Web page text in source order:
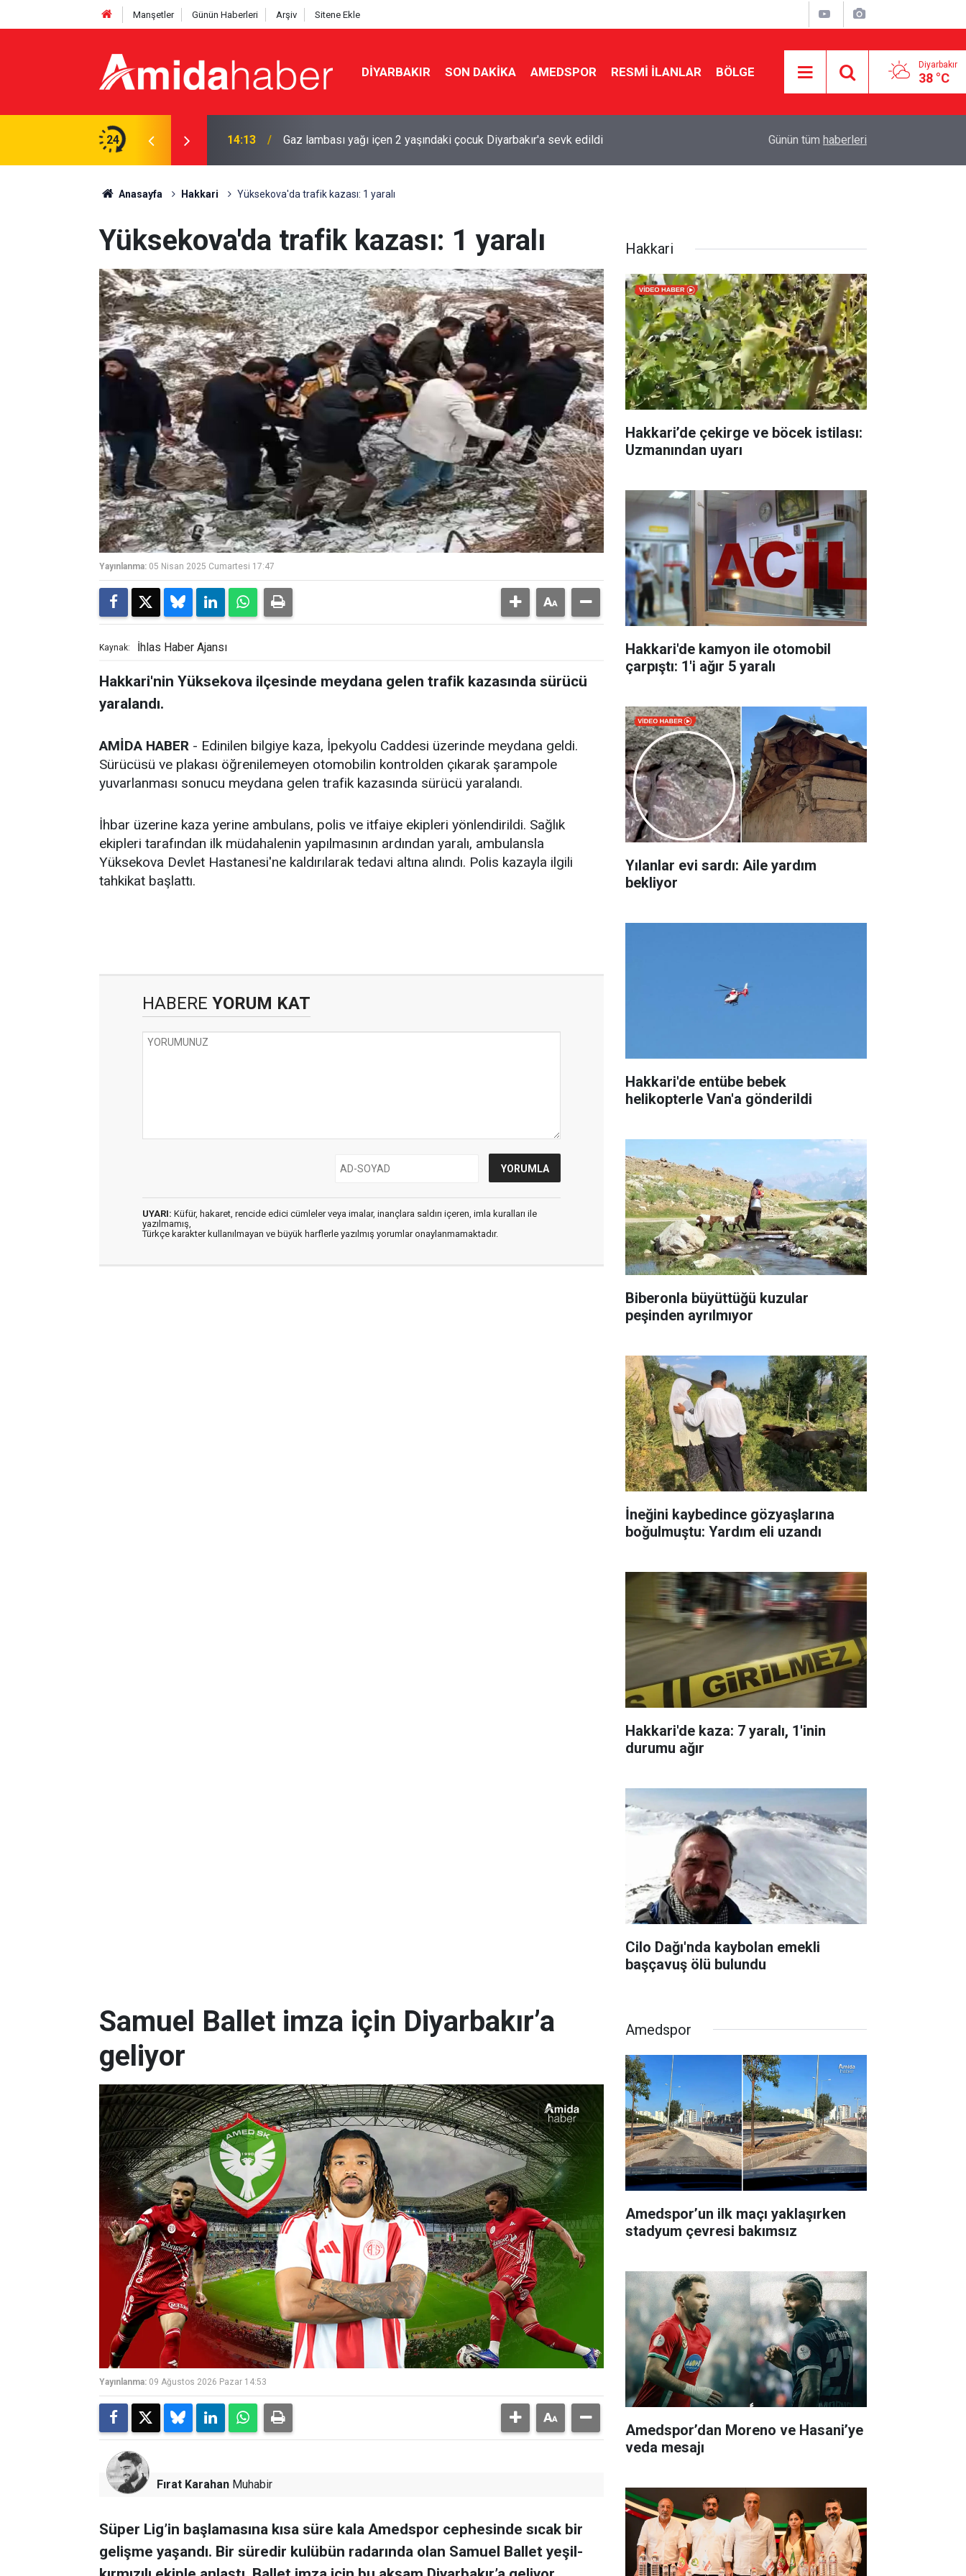
Manşetler Günün Haberleri Arşiv Sitene Ekle
DIYARBAKIR SON DAKIKA AMEDSPOR RESMI İLANLAR BÖLGE Diyarbakır
38 °C
24 14:13 Gaz lambası yağı içen 2 yaşındaki çocuk Diyarbakır'a sevk edildi Kadın kılığında geldi, emekli polis memuruna
Günün tüm haberleri
Anasayfa Hakkari Yüksekova'da trafik kazası: 1 yaralı
Yüksekova'da trafik kazası: 1 yaralı
Yayınlanma: 05 Nisan 2025 Cumartesi 17:47
Kaynak: İhlas Haber Ajansı
Hakkari'nin Yüksekova ilçesinde meydana gelen trafik kazasında sürücü
yaralandı.
AMİDA HABER - Edinilen bilgiye kaza, İpekyolu Caddesi üzerinde meydana geldi.
Sürücüsü ve plakası öğrenilemeyen otomobilin kontrolden çıkarak şarampole
yuvarlanması sonucu meydana gelen trafik kazasında sürücü yaralandı.
İhbar üzerine kaza yerine ambulans, polis ve itfaiye ekipleri yönlendirildi. Sağlık
ekipleri tarafından ilk müdahalenin yapılmasının ardından yaralı, ambulansla
Yüksekova Devlet Hastanesi'ne kaldırılarak tedavi altına alındı. Polis kazayla ilgili
tahkikat başlattı.
HABERE YORUM KAT
UYARI: Küfür, hakaret, rencide edici cümleler veya imalar, inançlara saldırı içeren, imla kuralları ile
yazılmamış,
Türkçe karakter kullanılmayan ve büyük harflerle yazılmış yorumlar onaylanmamaktadır.
Hakkari
Hakkari’de çekirge ve böcek istilası:
Uzmanından uyarı
Hakkari'de kamyon ile otomobil
çarpıştı: 1'i ağır 5 yaralı
Yılanlar evi sardı: Aile yardım
bekliyor
Hakkari'de entübe bebek
helikopterle Van'a gönderildi
Biberonla büyüttüğü kuzular
peşinden ayrılmıyor
İneğini kaybedince gözyaşlarına
boğulmuştu: Yardım eli uzandı
Hakkari'de kaza: 7 yaralı, 1'inin
durumu ağır
Cilo Dağı'nda kaybolan emekli
başçavuş ölü bulundu
Samuel Ballet imza için Diyarbakır’a
geliyor
Yayınlanma: 09 Ağustos 2026 Pazar 14:53
Fırat Karahan Muhabir
Süper Lig’in başlamasına kısa süre kala Amedspor cephesinde sıcak bir
gelişme yaşandı. Bir süredir kulübün radarında olan Samuel Ballet yeşil-
Amedspor
Amedspor’un ilk maçı yaklaşırken
stadyum çevresi bakımsız
Amedspor’dan Moreno ve Hasani’ye
veda mesajı